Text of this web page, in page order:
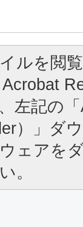
ルを閲
左記の
）」ダ
ェアを
。